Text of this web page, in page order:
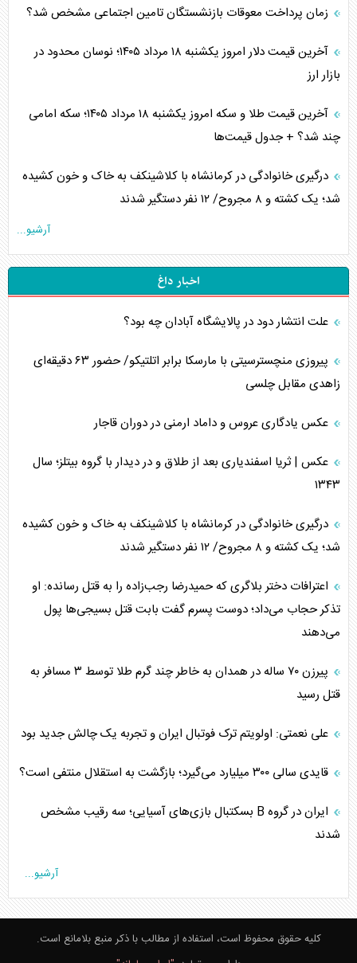
زمان پرداخت معوقات بازنشستگان تامین اجتماعی مشخص شد؟
آخرین قیمت دلار امروز یکشنبه ۱۸ مرداد ۱۴۰۵؛ نوسان محدود در
بازار ارز
آخرین قیمت طلا و سکه امروز یکشنبه ۱۸ مرداد ۱۴۰۵؛ سکه امامی
چند شد؟ + جدول قیمت‌ها
درگیری خانوادگی در کرمانشاه با کلاشینکف به خاک و خون کشیده
شد؛ یک کشته و ۸ مجروح/ ۱۲ نفر دستگیر شدند
آرشیو...
اخبار داغ
علت انتشار دود در پالایشگاه آبادان چه بود؟
پیروزی منچسترسیتی با مارسکا برابر اتلتیکو/ حضور ۶۳ دقیقه‌ای
زاهدی مقابل چلسی
عکس یادگاری عروس و داماد ارمنی در دوران قاجار
عکس | ثریا اسفندیاری بعد از طلاق و در دیدار با گروه بیتلز؛ سال
۱۳۴۳
درگیری خانوادگی در کرمانشاه با کلاشینکف به خاک و خون کشیده
شد؛ یک کشته و ۸ مجروح/ ۱۲ نفر دستگیر شدند
اعترافات دختر بلاگری که حمیدرضا رجب‌زاده را به قتل رسانده: او
تذکر حجاب می‌داد؛ دوست پسرم گفت بابت قتل بسیجی‌ها پول
می‌دهند
پیرزن ۷۰ ساله در همدان به خاطر چند گرم طلا توسط ۳ مسافر به
قتل رسید
علی نعمتی: اولویتم ترک فوتبال ایران و تجربه یک چالش جدید بود
قایدی سالی ۳۰۰ میلیارد می‌گیرد؛ بازگشت به استقلال منتفی است؟
ایران در گروه B بسکتبال بازی‌های آسیایی؛ سه رقیب مشخص
شدند
آرشیو...
کلیه حقوق محفوظ است، استفاده از مطالب با ذکر منبع بلامانع است.